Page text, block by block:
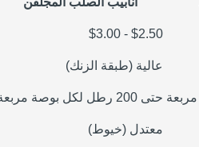
$2.50 - $3.00
عالية (طبقة الزنك)
حتى 200 رطل لكل بوصة مربعة
معتدل (خيوط)